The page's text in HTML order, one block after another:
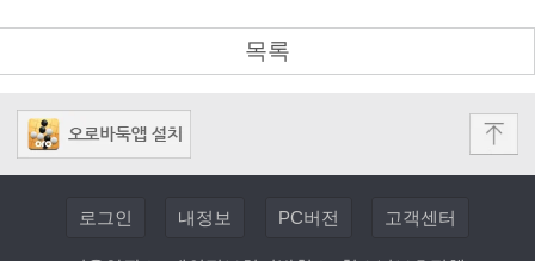
목록
로그인 내정보 PC버전 고객센터